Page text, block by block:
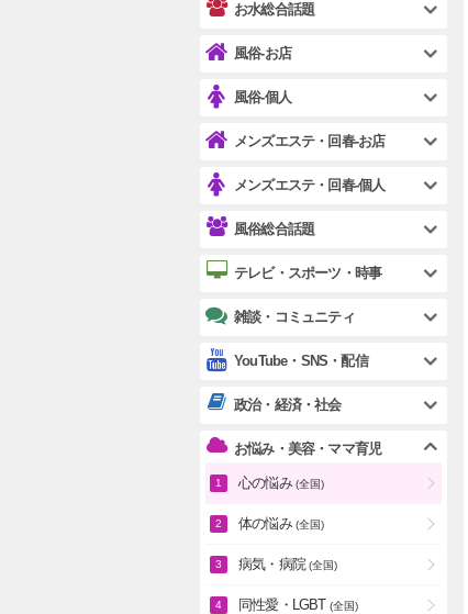
お水総合話題
風俗-お店
風俗-個人
メンズエステ・回春-お店
メンズエステ・回春-個人
風俗総合話題
テレビ・スポーツ・時事
雑談・コミュニティ
YouTube・SNS・配信
政治・経済・社会
お悩み・美容・ママ育児
心の悩み (全国)
体の悩み (全国)
病気・病院 (全国)
同性愛・LGBT (全国)